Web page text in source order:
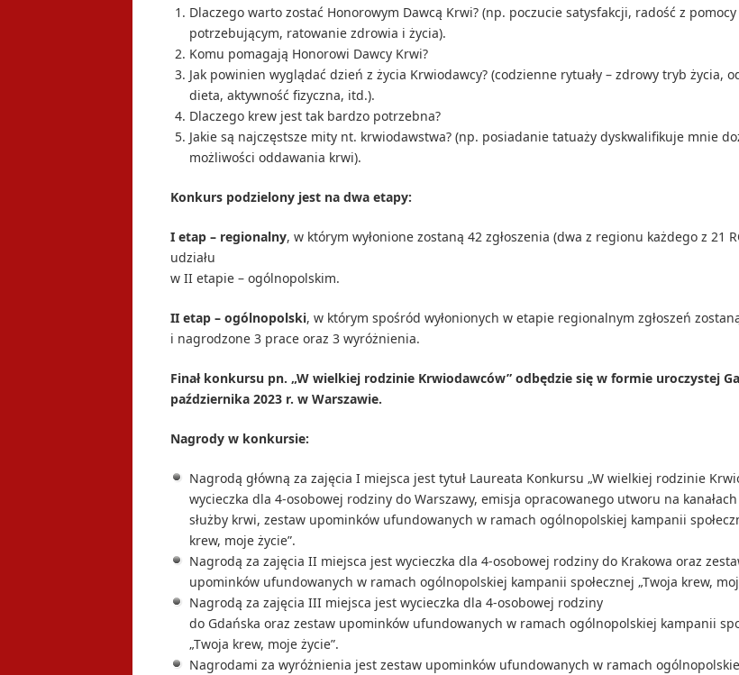
Dlaczego warto zostać Honorowym Dawcą Krwi? (np. poczucie satysfakcji, radość z
potrzebującym, ratowanie zdrowia i życia).
Komu pomagają Honorowi Dawcy Krwi?
Jak powinien wyglądać dzień z życia Krwiodawcy? (codzienne rytuały – zdrowy tryb życia,
dieta, aktywność fizyczna, itd.).
Dlaczego krew jest tak bardzo potrzebna?
Jakie są najczęstsze mity nt. krwiodawstwa? (np. posiadanie tatuaży dyskwalifikuje mnie
możliwości oddawania krwi).
Konkurs podzielony jest na dwa etapy:
I etap – regionalny, w którym wyłonione zostaną 42 zgłoszenia (dwa z regionu każdego z 21
udziału
w II etapie – ogólnopolskim.
II etap – ogólnopolski, w którym spośród wyłonionych w etapie regionalnym zgłoszeń
i nagrodzone 3 prace oraz 3 wyróżnienia.
Finał konkursu pn. „W wielkiej rodzinie Krwiodawców” odbędzie się w formie uroczystej
października 2023 r. w Warszawie.
Nagrody w konkursie:
Nagrodą główną za zajęcia I miejsca jest tytuł Laureata Konkursu „W wielkiej rodzinie
wycieczka dla 4-osobowej rodziny do Warszawy, emisja opracowanego utworu na
służby krwi, zestaw upominków ufundowanych w ramach ogólnopolskiej kampanii
krew, moje życie”.
Nagrodą za zajęcia II miejsca jest wycieczka dla 4-osobowej rodziny do Krakowa oraz
upominków ufundowanych w ramach ogólnopolskiej kampanii społecznej „Twoja krew,
Nagrodą za zajęcia III miejsca jest wycieczka dla 4-osobowej rodziny
do Gdańska oraz zestaw upominków ufundowanych w ramach ogólnopolskiej kampanii
„Twoja krew, moje życie”.
Nagrodami za wyróżnienia jest zestaw upominków ufundowanych w ramach